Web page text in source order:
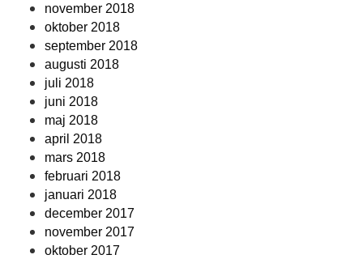
november 2018
oktober 2018
september 2018
augusti 2018
juli 2018
juni 2018
maj 2018
april 2018
mars 2018
februari 2018
januari 2018
december 2017
november 2017
oktober 2017